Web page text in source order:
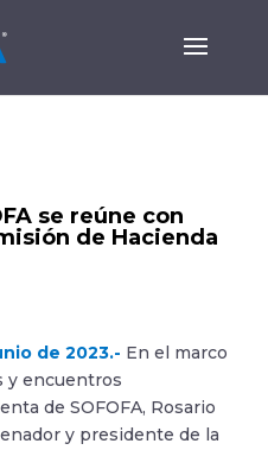
se reúne con
de Hacienda
de 2023.- En el marco
y encuentros
de SOFOFA, Rosario
y presidente de la